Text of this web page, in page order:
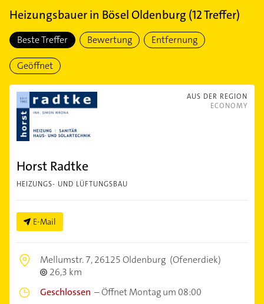
Heizungsbauerin Bösel Oldenburg (12Treffer)
Beste Treffer Bewertung Entfernung
Geöffnet
AUS DER REGION
ECONOMY
Horst Radtke
HEIZUNGS- UND LÜFTUNGSBAU
E-Mail
Mellumstr. 7,26125 Oldenburg (Ofenerdiek)
26,3 km
Geschlossen –Öffnet Montag um 08:00